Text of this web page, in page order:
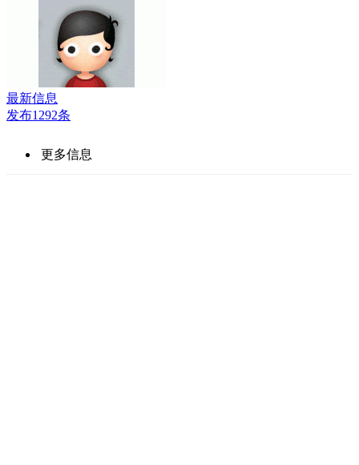
最新信息
发布1292条
更多信息